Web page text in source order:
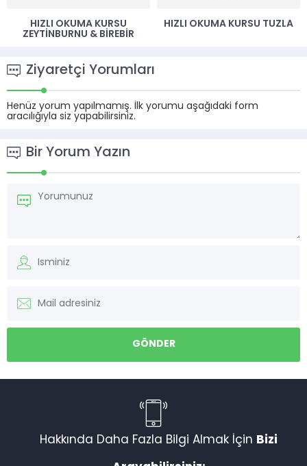
HIZLI OKUMA KURSU
ZEYTINBURNU & BIREBIR
HIZLI OKUMA KURSU TUZLA
Ziyaretçi Yorumları
Henüz yorum yapılmamış. İlk yorumu aşağıdaki form
aracılığıyla siz yapabilirsiniz.
Bir Yorum Yazın
Hakkında Daha Fazla Bilgi Almak İçin Bizi
Müşteri Temsilcisi